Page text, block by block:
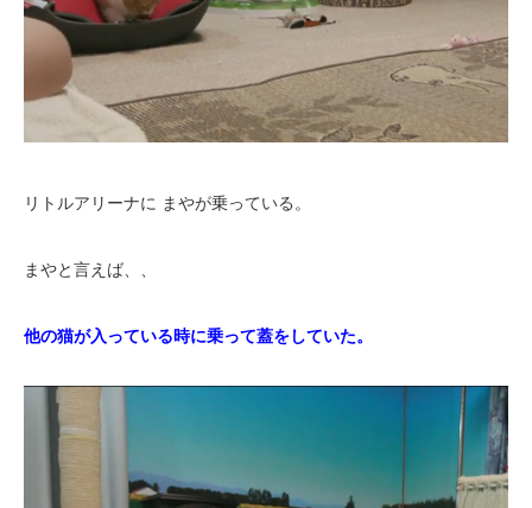
リトルアリーナに まやが乗っている。
まやと言えば、、
他の猫が入っている時に乗って蓋をしていた。